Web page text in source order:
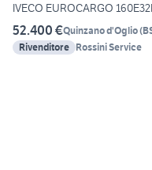
IVECO EUROCARGO
52.400 €Quinzano d'Oglio(
Rivenditore Rossini Service